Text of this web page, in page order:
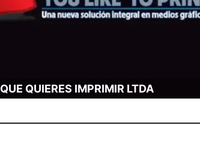
QUE QUIERES IMPRIMIR LTDA